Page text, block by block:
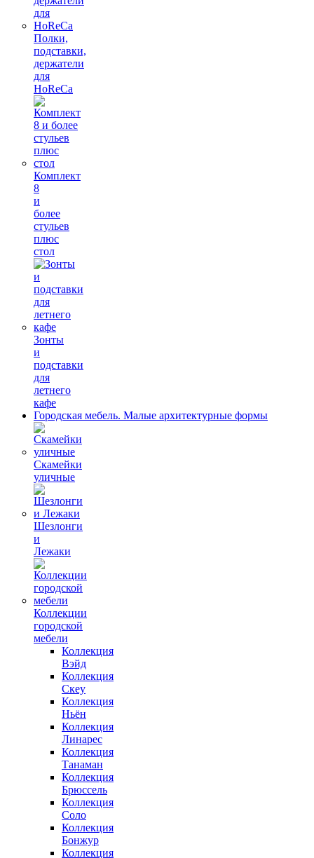
Полки,
подставки,
держатели
для
HoReCa
Комплект
8
и
более
стульев
плюс
стол
Зонты
и
подставки
для
летнего
кафе
Городская мебель. Малые архитектурные формы
Скамейки
уличные
Шезлонги
и
Лежаки
Коллекции
городской
мебели
Коллекция
Вэйд
Коллекция
Скеу
Коллекция
Ньён
Коллекция
Линарес
Коллекция
Танаман
Коллекция
Брюссель
Коллекция
Соло
Коллекция
Бонжур
Коллекция